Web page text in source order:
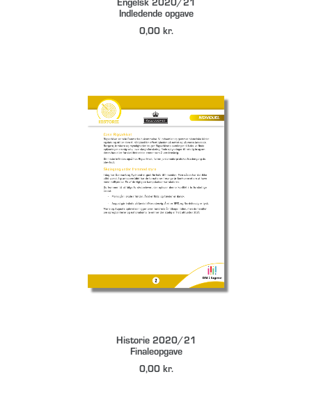
Indledende opgave
0,00 kr.
DOWNLOAD
Historie 2020/21
Finaleopgave
0,00 kr.